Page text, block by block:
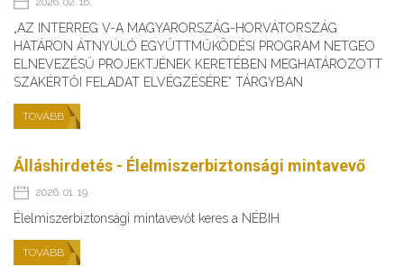
„AZ INTERREG V-A MAGYARORSZÁG-HORVÁTORSZÁG
HATÁRON ÁTNYÚLÓ EGYÜTTMŰKÖDÉSI PROGRAM NETGEO
ELNEVEZÉSŰ PROJEKTJÉNEK KERETÉBEN MEGHATÁROZOTT
SZAKÉRTŐI FELADAT ELVÉGZÉSÉRE” TÁRGYBAN
TOVÁBB
Álláshirdetés - Élelmiszerbiztonsági mintavevő
2026. 01. 19.
Élelmiszerbiztonsági mintavevőt keres a NÉBIH
TOVÁBB